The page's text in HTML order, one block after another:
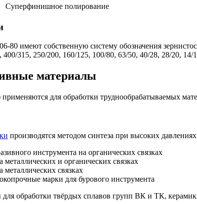
Суперфинишное полирование
имеют собственную систему обозначения
315, 250/200, 160/125, 100/80, 63/50, 40/28, 28/20, 14/
материалы
для обработки труднообрабатываемых
производятся методом синтеза при высоких
инструмента на органических связках
и органических связках
связках
марки для бурового инструмента
обработки твёрдых сплавов групп ВК и ТК,